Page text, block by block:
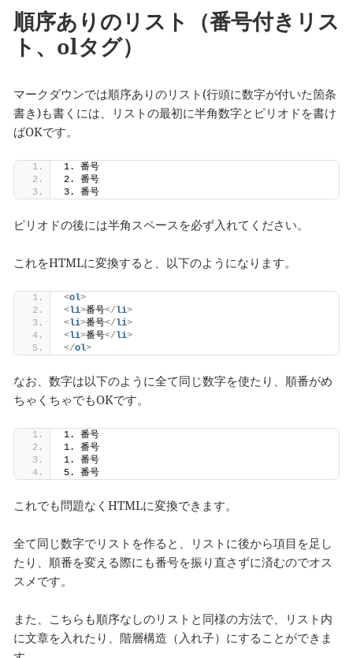
順序ありのリスト（番号付きリス
ト、olタグ）
マークダウンでは順序ありのリスト(行頭に数字が付いた箇条
書き)も書くには、リストの最初に半角数字とピリオドを書け
ばOKです。
1. 番号
2. 番号
3. 番号
ピリオドの後には半角スペースを必ず入れてください。
これをHTMLに変換すると、以下のようになります。
<ol>
<li>番号</li>
<li>番号</li>
<li>番号</li>
</ol>
なお、数字は以下のように全て同じ数字を使たり、順番がめ
ちゃくちゃでもOKです。
1. 番号
1. 番号
1. 番号
5. 番号
これでも問題なくHTMLに変換できます。
全て同じ数字でリストを作ると、リストに後から項目を足し
たり、順番を変える際にも番号を振り直さずに済むのでオス
スメです。
また、こちらも順序なしのリストと同様の方法で、リスト内
に文章を入れたり、階層構造（入れ子）にすることができま